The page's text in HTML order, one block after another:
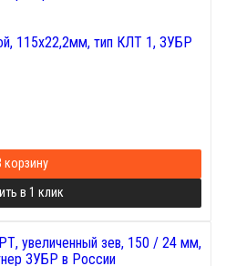
115х22,2мм, тип КЛТ 1, ЗУБР
корзину
в 1 клик